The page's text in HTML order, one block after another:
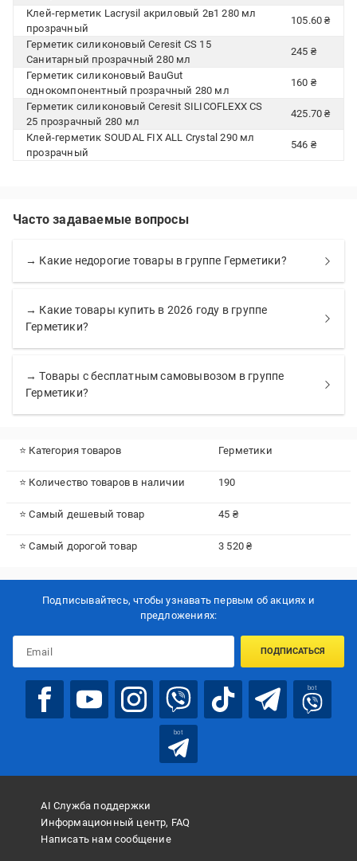
Клей-герметик Lacrysil акриловый 2в1 280 мл
прозрачный
105.60 ₴
Герметик силиконовый Ceresit CS 15
Санитарный прозрачный 280 мл
245 ₴
Герметик силиконовый BauGut
однокомпонентный прозрачный 280 мл
160 ₴
Герметик силиконовый Ceresit SILICOFLEXX CS
25 прозрачный 280 мл
425.70 ₴
Клей-герметик SOUDAL FIX ALL Crystal 290 мл
прозрачный
546 ₴
Часто задаваемые вопросы
→ Какие недорогие товары в группе Герметики?
→ Какие товары купить в 2026 году в группе
Герметики?
→ Товары с бесплатным самовывозом в группе
Герметики?
⭐ Категория товаров Герметики
⭐ Количество товаров в наличии 190
⭐ Самый дешевый товар 45 ₴
⭐ Самый дорогой товар 3 520 ₴
Подписывайтесь, чтобы узнавать первым об акцияx и
предложениях:
ПОДПИСАТЬСЯ
bot
bot
AI Служба поддержки
Информационный центр, FAQ
Написать нам сообщение